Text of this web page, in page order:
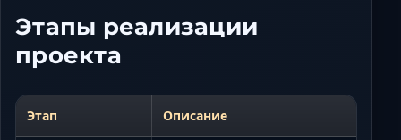
Этапы реализации
проекта
Этап Описание